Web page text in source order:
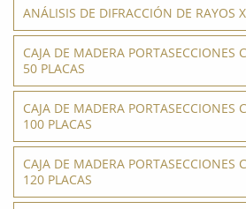
ANÁLISIS DE DIFRACCIÓN DE RAYOS X
CAJA DE MADERA PORTASECCIONES
50 PLACAS
CAJA DE MADERA PORTASECCIONES
100 PLACAS
CAJA DE MADERA PORTASECCIONES
120 PLACAS